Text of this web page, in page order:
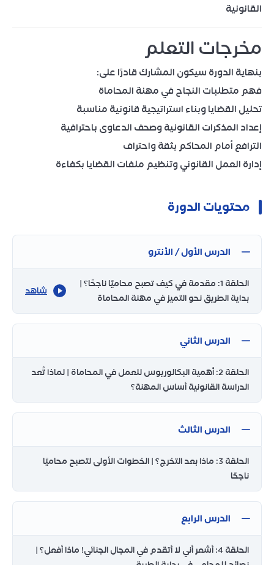
القانونية
مخرجات التعلم
بنهاية الدورة سيكون المشارك قادرًا على:
فهم متطلبات النجاح في مهنة المحاماة
تحليل القضايا وبناء استراتيجية قانونية مناسبة
إعداد المذكرات القانونية وصحف الدعاوى باحترافية
الترافع أمام المحاكم بثقة واحتراف
إدارة العمل القانوني وتنظيم ملفات القضايا بكفاءة
محتويات الدورة
الدرس الأول / الأنترو
الحلقة 1: مقدمة في كيف تصبح محاميًا ناجحًا؟ |
بداية الطريق نحو التميز في مهنة المحاماة
شاهد
الدرس الثاني
الحلقة 2: أهمية البكالوريوس للعمل في المحاماة | لماذا تُعد
الدراسة القانونية أساس المهنة؟
الدرس الثالث
الحلقة 3: ماذا بعد التخرج؟ | الخطوات الأولى لتصبح محاميًا
ناجحًا
الدرس الرابع
الحلقة 4: أشعر أني لا أتقدم في المجال الجنائي! ماذا أفعل؟ |